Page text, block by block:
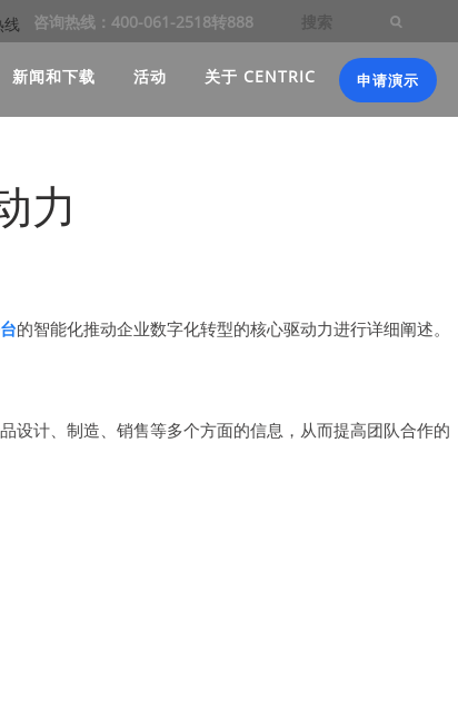
咨询热线：400-061-2518转888
新闻和下载 活动 关于 CENTRIC 申请演示
力
的智能化推动企业数字化转型的核心驱动力进行详细阐述。
设计、制造、销售等多个方面的信息，从而提高团队合作的